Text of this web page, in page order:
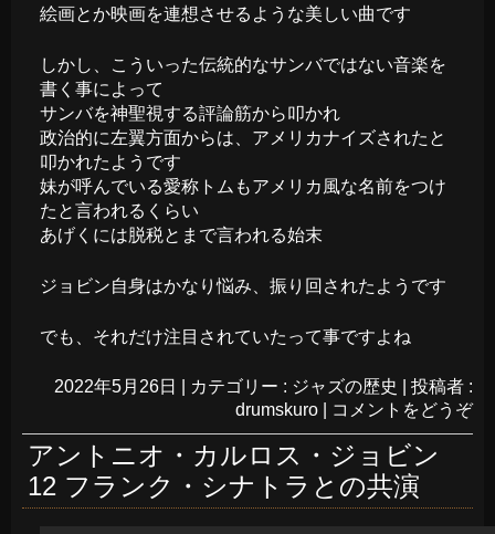
絵画とか映画を連想させるような美しい曲です
しかし、こういった伝統的なサンバではない音楽を
書く事によって
サンバを神聖視する評論筋から叩かれ
政治的に左翼方面からは、アメリカナイズされたと
叩かれたようです
妹が呼んでいる愛称トムもアメリカ風な名前をつけ
たと言われるくらい
あげくには脱税とまで言われる始末
ジョビン自身はかなり悩み、振り回されたようです
でも、それだけ注目されていたって事ですよね
2022年5月26日 カテゴリー : ジャズの歴史
投稿者 :
drumskuro
コメントをどうぞ
アントニオ・カルロス・ジョビン
12 フランク・シナトラとの共演